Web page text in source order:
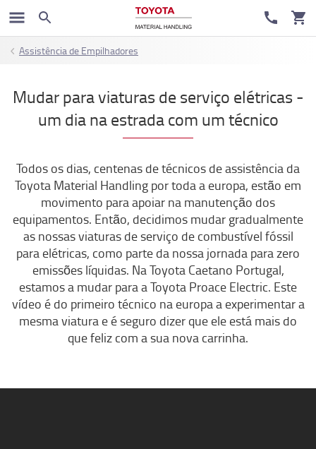
Assistência de Empilhadores
Mudar para viaturas de serviço elétricas -
um dia na estrada com um técnico
Todos os dias, centenas de técnicos de assistência da
Toyota Material Handling por toda a europa, estão em
movimento para apoiar na manutenção dos
equipamentos. Então, decidimos mudar gradualmente
as nossas viaturas de serviço de combustível fóssil
para elétricas, como parte da nossa jornada para zero
emissões líquidas. Na Toyota Caetano Portugal,
estamos a mudar para a Toyota Proace Electric. Este
vídeo é do primeiro técnico na europa a experimentar a
mesma viatura e é seguro dizer que ele está mais do
que feliz com a sua nova carrinha.